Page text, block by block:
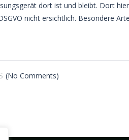
dort ist und bleibt. Dort
nicht ersichtlich. Besondere
(No Comments)